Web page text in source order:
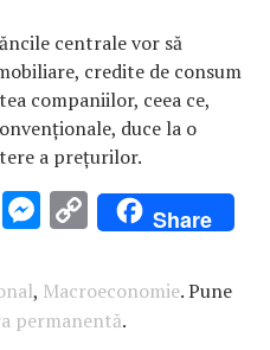
centrale vor să
credite de consum
companiilor, ceea ce,
duce la o
a preţurilor.
E M
se
n
C
o
p
y
Share
, Macroeconomie. Pune
permanentă.